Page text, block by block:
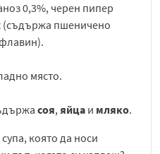
0,3%, черен пипер
(съдържа пшеничено
място.
соя,яйца и мляко.
която да носи